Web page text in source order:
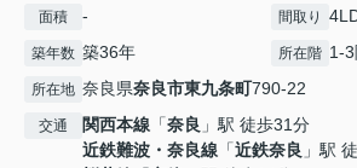
面積 - 間取り
築年数 築36年 所在階 1-
所在地 奈良県奈良市東九条町790-22
交通 関西本線 「奈良 」駅 徒歩31分
近鉄難波・奈良線 「近鉄奈良 」駅